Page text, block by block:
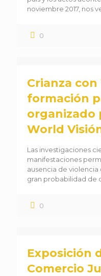
noviembre 2017, nos
0
Crianza con
formación
organizado
World
Las investigaciones
manifestaciones
ausencia de violencia
gran probabilidad de
0
Exposición
Comercio